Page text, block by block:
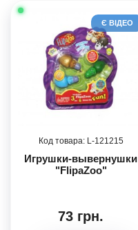
Є ВІДЕО
121215
Игрушки-вывернушки
"FlipaZoo"
73 грн.